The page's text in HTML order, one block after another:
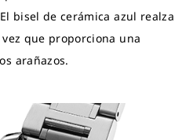
bisel de cerámica azul realza
que proporciona una
arañazos.